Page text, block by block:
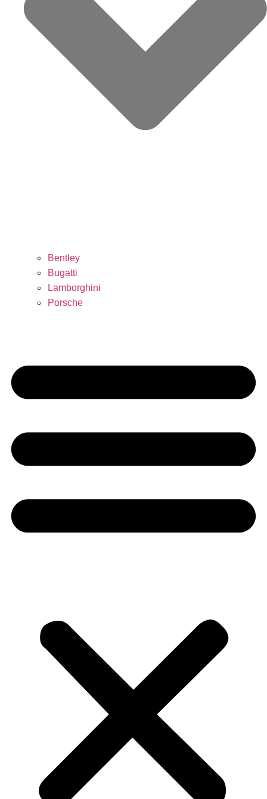
Bentley
Bugatti
Lamborghini
Porsche